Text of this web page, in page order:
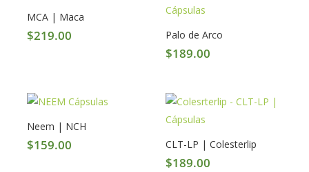
MCA | Maca
$219.00 Palo de Arco
$189.00
Neem | NCH
$159.00 CLT-LP | Colesterlip
$189.00